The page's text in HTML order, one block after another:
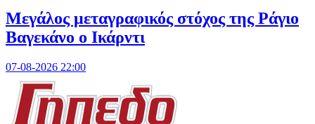
Μεγάλος μεταγραφικός στόχος της Ράγιο
Βαγεκάνο ο Ικάρντι
07-08-2026 22:00